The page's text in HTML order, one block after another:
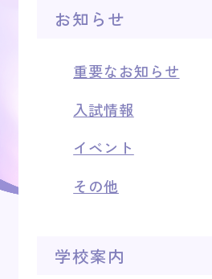
キャンパスライフ
お知らせ
重要なお知らせ
入試情報
イベント
その他
学校案内